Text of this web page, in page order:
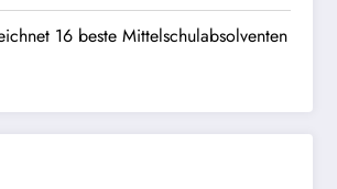
16 beste Mittelschulabsolventen